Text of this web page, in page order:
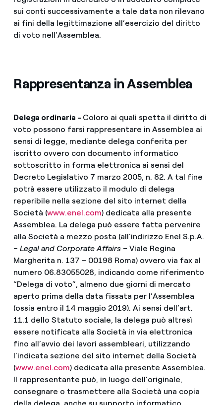
sui conti successivamente a tale data non rilevano
ai fini della legittimazione all’esercizio del diritto
di voto nell’Assemblea.
Rappresentanza in Assemblea
Delega ordinaria - Coloro ai quali spetta il diritto di
voto possono farsi rappresentare in Assemblea ai
sensi di legge, mediante delega conferita per
iscritto ovvero con documento informatico
sottoscritto in forma elettronica ai sensi del
Decreto Legislativo 7 marzo 2005, n. 82. A tal fine
potrà essere utilizzato il modulo di delega
reperibile nella sezione del sito internet della
Società (www.enel.com) dedicata alla presente
Assemblea. La delega può essere fatta pervenire
alla Società a mezzo posta (all’indirizzo Enel S.p.A.
– Legal and Corporate Affairs– Viale Regina
Margherita n. 137 – 00198 Roma) ovvero via fax al
numero 06.83055028, indicando come riferimento
“Delega di voto”, almeno due giorni di mercato
aperto prima della data fissata per l’Assemblea
(ossia entro il 14 maggio 2019). Ai sensi dell’art.
11.1 dello Statuto sociale, la delega può altresì
essere notificata alla Società in via elettronica
fino all’avvio dei lavori assembleari, utilizzando
l’indicata sezione del sito internet della Società
(www.enel.com) dedicata alla presente Assemblea.
Il rappresentante può, in luogo dell’originale,
consegnare o trasmettere alla Società una copia